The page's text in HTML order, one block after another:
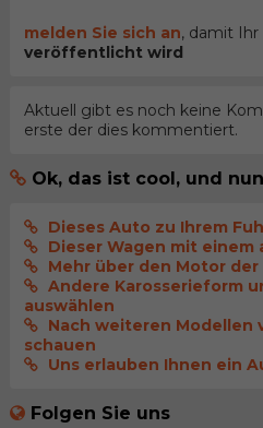
melden Sie sich an, damit
veröffentlicht wird
Aktuell gibt es noch keine
erste der dies kommentiert.
Ok, das ist cool, und
Dieses Auto zu Ihrem
Dieser Wagen mit
Mehr über den Motor
Andere Karosserieform
auswählen
Nach weiteren Modellen
schauen
Uns erlauben Ihnen ein
Folgen Sie uns